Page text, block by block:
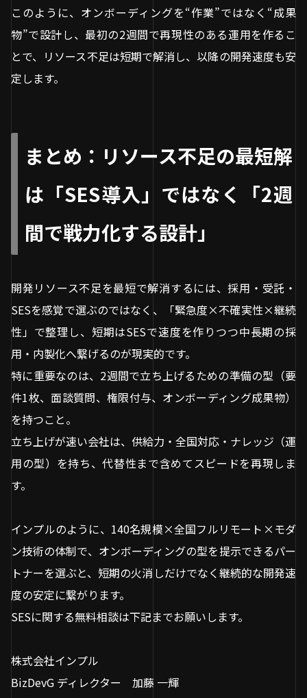
このように、オンボーディングを“作業”ではなく“成果
物”で設計し、最初の2週間で再現性のある運用を作るこ
とで、リソース不足は短期で解消し、以降の開発速度も安
定します。
まとめ：リソース不足の最短解
は「SES導入」ではなく「2週
間で戦力化する設計」
開発リソース不足を最短で解消するには、採用・受託・
SESを感覚で選ぶのではなく、「緊急度×不確実性×継続
性」で整理し、短期はSESで速度を作りつつ中長期の採
用・内製化へ繋げるのが現実的です。
特に重要なのは、2週間で立ち上げるための準備の型（要
件1枚、面談質問、権限付与、オンボーディング成果物）
を持つこと。
立ち上げが速い会社は、供給力・全国対応・ナレッジ（運
用の型）を持ち、代替性まで含めてスピードを再現しま
す。
インプルのように、140名規模×全国フルリモート×モダ
ン技術の体制で、オンボーディングの型を提示できるパー
トナーを選ぶと、短期の火消しだけでなく継続的な開発速
度の安定に繋がります。
SESに関する無料相談は下記までお願いします。
株式会社インプル
BizDevG ディレクター 加藤 一輝